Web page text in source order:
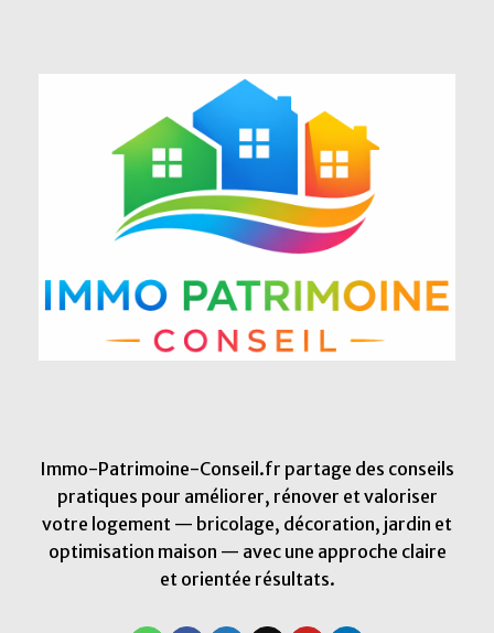
Immo-Patrimoine-Conseil.fr partage des conseils
pratiques pour améliorer, rénover et valoriser
votre logement — bricolage, décoration, jardin et
optimisation maison — avec une approche claire
et orientée résultats.